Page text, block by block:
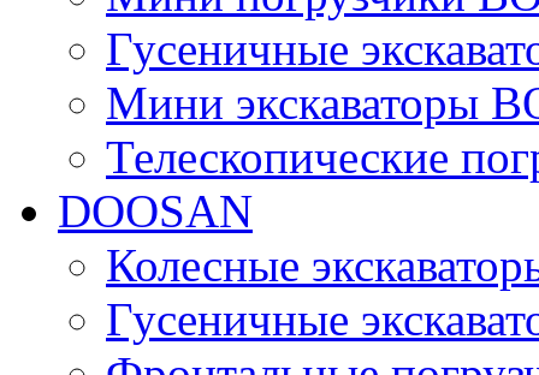
Гусеничные
Мини экскаваторы
Телескопические
DOOSAN
Колесные
Гусеничные